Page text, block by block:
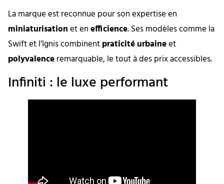
La marque est reconnue pour son expertise en
miniaturisationet enefficience. Ses modèles comme la
Swift et l’Ignis combinentpraticité urbaineet
polyvalenceremarquable, le tout à des prix accessibles.
Infiniti : le luxe performant